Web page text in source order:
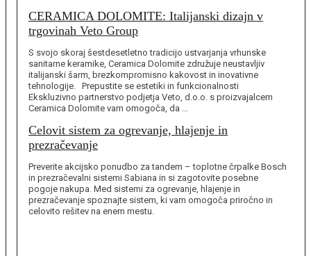
CERAMICA DOLOMITE: Italijanski dizajn v
trgovinah Veto Group
S svojo skoraj šestdesetletno tradicijo ustvarjanja vrhunske
sanitarne keramike, Ceramica Dolomite združuje neustavljiv
italijanski šarm, brezkompromisno kakovost in inovativne
tehnologije. Prepustite se estetiki in funkcionalnosti
Ekskluzivno partnerstvo podjetja Veto, d.o.o. s proizvajalcem
Ceramica Dolomite vam omogoča, da …
Celovit sistem za ogrevanje, hlajenje in
prezračevanje
Preverite akcijsko ponudbo za tandem – toplotne črpalke Bosch
in prezračevalni sistemi Sabiana in si zagotovite posebne
pogoje nakupa. Med sistemi za ogrevanje, hlajenje in
prezračevanje spoznajte sistem, ki vam omogoča priročno in
celovito rešitev na enem mestu.